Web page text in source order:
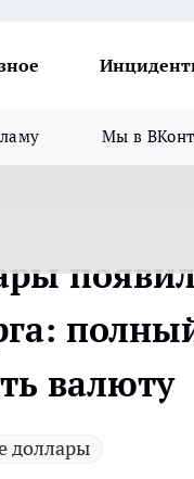
Мы в
валюту
доллары